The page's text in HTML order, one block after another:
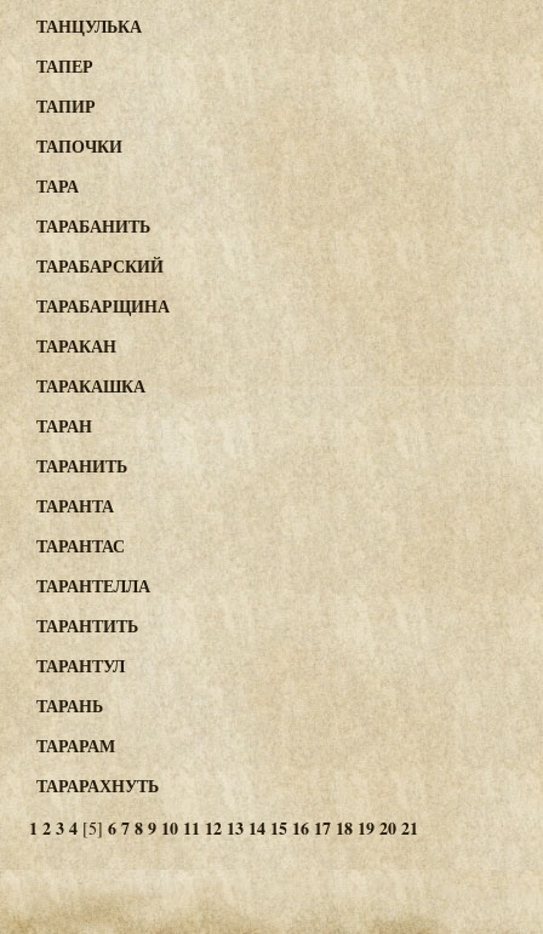
ТАНЦУЛЬКА
ТАПЕР
ТАПИР
ТАПОЧКИ
ТАРА
ТАРАБАНИТЬ
ТАРАБАРСКИЙ
ТАРАБАРЩИНА
ТАРАКАН
ТАРАКАШКА
ТАРАН
ТАРАНИТЬ
ТАРАНТА
ТАРАНТАС
ТАРАНТЕЛЛА
ТАРАНТИТЬ
ТАРАНТУЛ
ТАРАНЬ
ТАРАРАМ
ТАРАРАХНУТЬ
1234 [5] 6789 10 1112 1314 1516 17 18192021